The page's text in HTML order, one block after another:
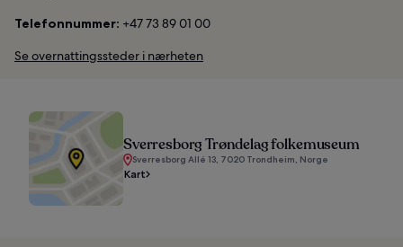
Telefonnummer: +47 73 89 01 00
Se overnattingssteder i nærheten
Sverresborg Trøndelag folkemuseum
Sverresborg Allé 13, 7020 Trondheim, Norge
Kart